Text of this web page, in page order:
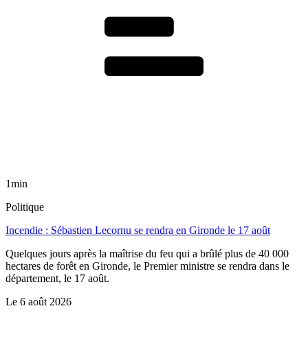
1min
Politique
Incendie : Sébastien Lecornu se rendra en Gironde le 17 août
Quelques jours après la maîtrise du feu qui a brûlé plus de 40 000
hectares de forêt en Gironde, le Premier ministre se rendra dans le
département, le 17 août.
Le 6 août 2026